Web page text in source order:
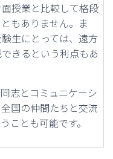
授業と比較して格段
もありません。ま
生にとっては、遠方
きるという利点もあ
志とコミュニケーシ
国の仲間たちと交流
ことも可能です。